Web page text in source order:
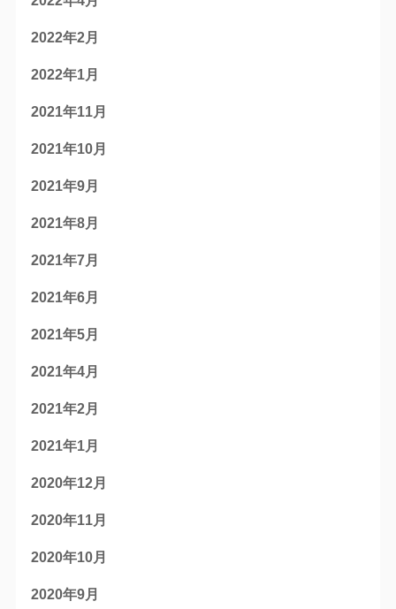
2022年2月
2022年1月
2021年11月
2021年10月
2021年9月
2021年8月
2021年7月
2021年6月
2021年5月
2021年4月
2021年2月
2021年1月
2020年12月
2020年11月
2020年10月
2020年9月